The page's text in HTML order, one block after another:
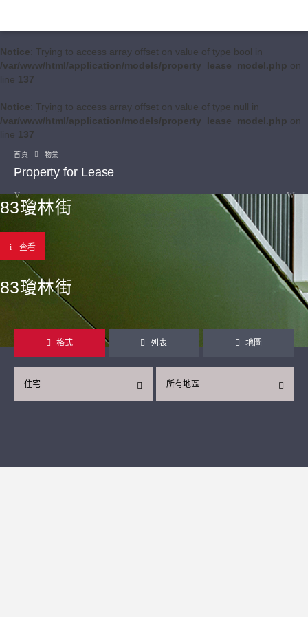
Notice: Trying to access array offset on value of type bool in
/var/www/html/application/models/property_lease_model.php on
line 137
Notice: Trying to access array offset on value of type null in
/var/www/html/application/models/property_lease_model.php on
line 137
首頁 物業
Property for Lease
83瓊林街
查看
83瓊林街
格式 列表 地圖
所有地區
住宅